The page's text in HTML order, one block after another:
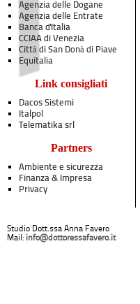
Agenzia delle Dogane
Agenzia delle Entrate
Banca d'Italia
CCIAA di Venezia
Città di San Donà di Piave
Equitalia
Link consigliati
Dacos Sistemi
Italpol
Telematika srl
Partners
Ambiente e sicurezza
Finanza & Impresa
Privacy
Studio Dott.ssa Anna Favero
Mail: info@dottoressafavero.it